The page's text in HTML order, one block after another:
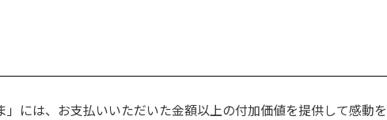
には、お支払いいただいた金額以上の付加価値を提供して感動